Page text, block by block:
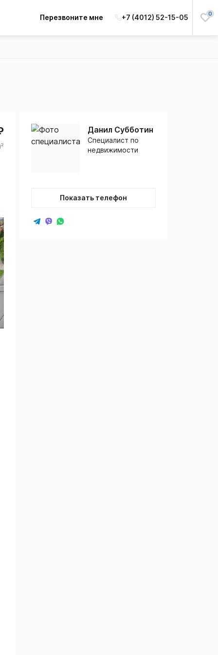
Перезвоните мне +7 (4012) 52-15-05 0
Данил Субботин
Специалист по
недвижимости
Показать телефон